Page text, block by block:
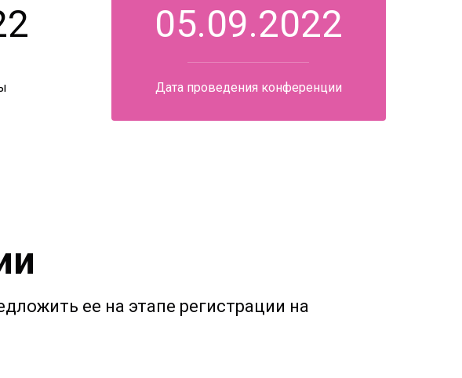
05.09.2022
Дата проведения конференции
ее на этапе регистрации на